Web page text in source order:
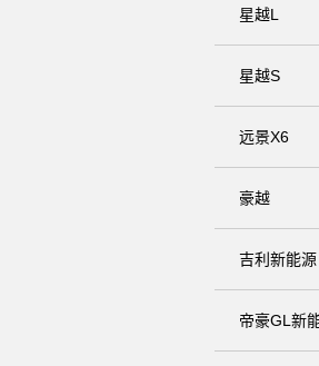
星越L
星越S
远景X6
豪越
吉利新能源
帝豪GL新